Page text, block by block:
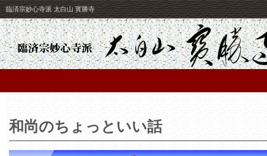
臨済宗妙心寺派 太白山 寳勝寺
和尚のちょっといい話